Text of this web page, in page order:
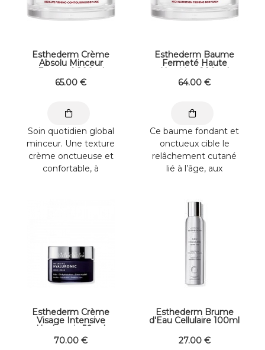
Esthederm Crème
Absolu Minceur
Fermeté 200ml
65.00 €
Soin quotidien global
minceur. Une texture
crème onctueuse et
confortable, à
Esthederm Baume
Fermeté Haute
Nutrition 200 ml
64.00 €
Ce baume fondant et
onctueux cible le
relâchement cutané
lié à l’âge, aux
Esthederm Crème
Visage Intensive
Hyaluronic 50 ml
70.00 €
Esthederm Brume
d'Eau Cellulaire 100ml
27.00 €